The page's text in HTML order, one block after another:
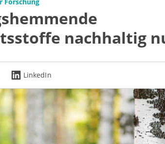
nachhaltig
LinkedIn